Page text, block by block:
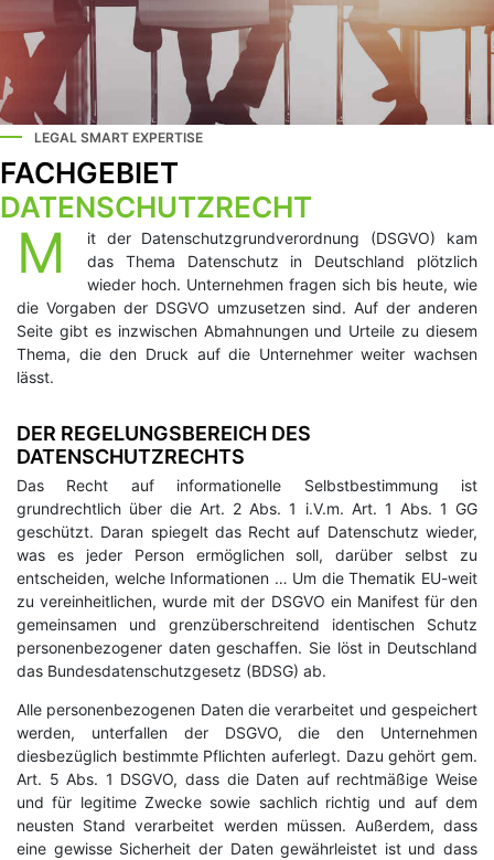
LEGAL SMART EXPERTISE
FACHGEBIET
DATENSCHUTZRECHT
M
it der Datenschutzgrundverordnung (DSGVO) kam
das Thema Datenschutz in Deutschland plötzlich
wieder hoch. Unternehmen fragen sich bis heute, wie
die Vorgaben der DSGVO umzusetzen sind. Auf der anderen
Seite gibt es inzwischen Abmahnungen und Urteile zu diesem
Thema, die den Druck auf die Unternehmer weiter wachsen
lässt.
DER REGELUNGSBEREICH DES
DATENSCHUTZRECHTS
Das Recht auf informationelle Selbstbestimmung ist
grundrechtlich über die Art. 2 Abs. 1 i.V.m. Art. 1 Abs. 1 GG
geschützt. Daran spiegelt das Recht auf Datenschutz wieder,
was es jeder Person ermöglichen soll, darüber selbst zu
entscheiden, welche Informationen … Um die Thematik EU-weit
zu vereinheitlichen, wurde mit der DSGVO ein Manifest für den
gemeinsamen und grenzüberschreitend identischen Schutz
personenbezogener daten geschaffen. Sie löst in Deutschland
das Bundesdatenschutzgesetz (BDSG) ab.
Alle personenbezogenen Daten die verarbeitet und gespeichert
werden, unterfallen der DSGVO, die den Unternehmen
diesbezüglich bestimmte Pflichten auferlegt. Dazu gehört gem.
Art. 5 Abs. 1 DSGVO, dass die Daten auf rechtmäßige Weise
und für legitime Zwecke sowie sachlich richtig und auf dem
neusten Stand verarbeitet werden müssen. Außerdem, dass
eine gewisse Sicherheit der Daten gewährleistet ist und dass